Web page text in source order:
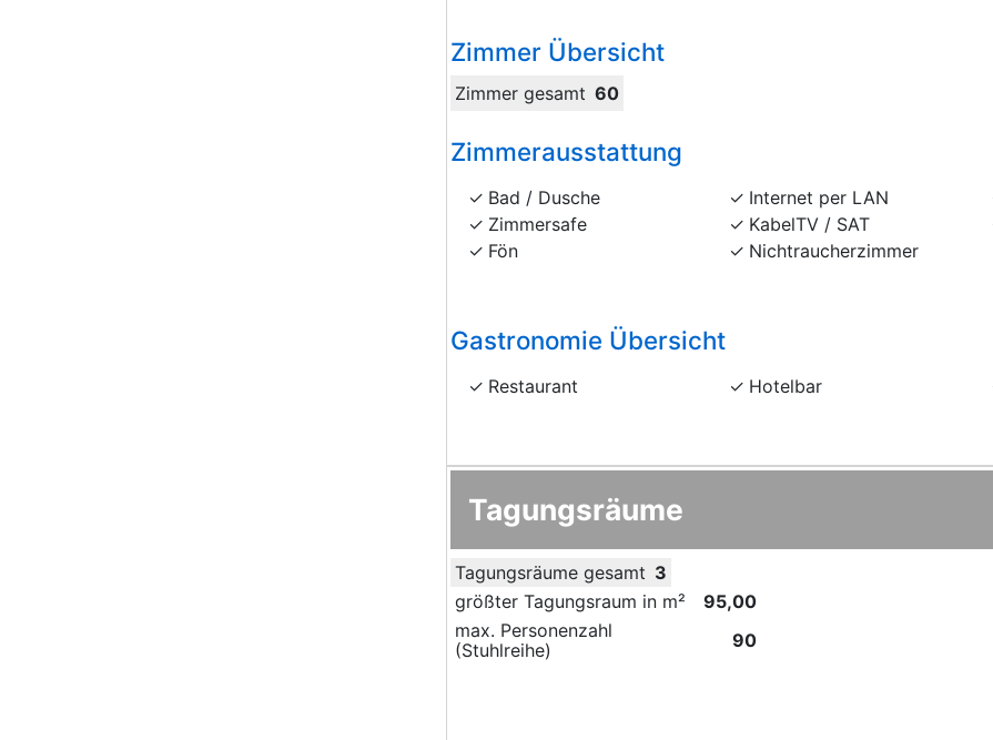
Zimmer Übersicht
Zimmer gesamt 60
Zimmerausstattung
Bad / Dusche
Zimmersafe
Fön
Internet per LAN
KabelTV / SAT
Nichtraucherzimmer
Gastronomie Übersicht
Restaurant Hotelbar
Tagungsräume
Tagungsräume gesamt 3
größter Tagungsraum in m²
95,00
max. Personenzahl
(Stuhlreihe)
90